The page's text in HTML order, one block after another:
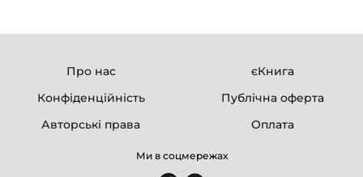
Про нас
єКнига
Конфіденційність
Публічна оферта
Авторські права
Оплата
Ми в соцмережах